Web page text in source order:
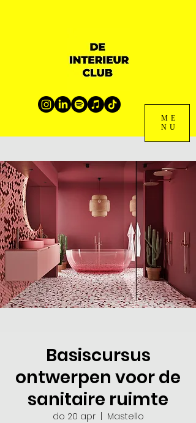
ME
NU
Basiscursus
ontwerpen voor de
sanitaire ruimte
do 20 apr
  |
Mastello